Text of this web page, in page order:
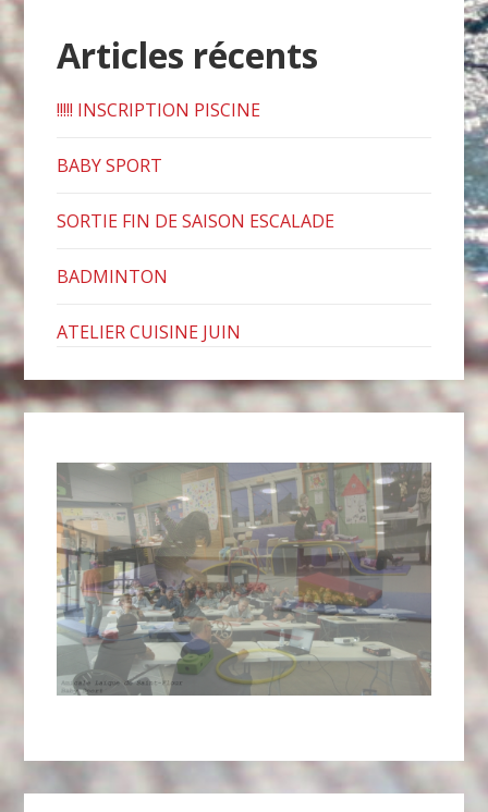
Articles récents
!!!!! INSCRIPTION PISCINE
BABY SPORT
SORTIE FIN DE SAISON ESCALADE
BADMINTON
ATELIER CUISINE JUIN